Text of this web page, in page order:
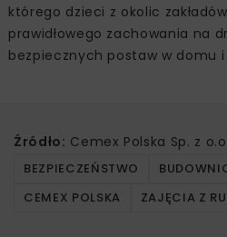
którego dzieci z okolic
prawidłowego zachowania na
bezpiecznych postaw w domu i
Źródło: Cemex Polska Sp. z
BEZPIECZEŃSTWO
CEMEX POLSKA
ZAJĘCIA Z